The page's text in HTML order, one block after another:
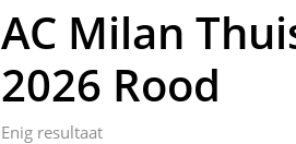
AC Milan
2026 Rood
Enig resultaat